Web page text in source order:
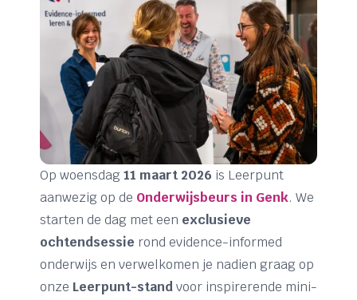
Op woensdag11 maart 2026 is Leerpunt
aanwezig op de Onderwijsbeurs in Genk. We
starten de dag met een exclusieve
ochtendsessie rond evidence-informed
onderwijs en verwelkomen je nadien graag op
onze Leerpunt-standvoor inspirerende mini-